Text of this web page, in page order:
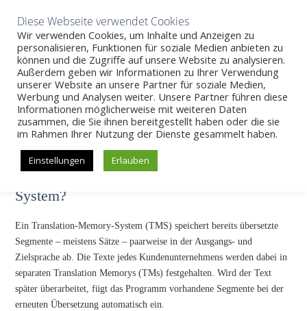
Aktuelles Unternehmen
SKIP
TO
CONTENT
Wissen>>Translation-Memory-System
Translation-Memory-System
Wie funktioniert ein Translation-Memory-
System?
Ein Translation-Memory-System (TMS) speichert bereits übersetzte
Segmente – meistens Sätze – paarweise in der Ausgangs- und
Zielsprache ab. Die Texte jedes Kundenunternehmens werden dabei in
separaten Translation Memorys (TMs) festgehalten. Wird der Text
später überarbeitet, fügt das Programm vorhandene Segmente bei der
erneuten Übersetzung automatisch ein.
Diese Webseite verwendet Cookies
Wir verwenden Cookies, um Inhalte und Anzeigen zu
personalisieren, Funktionen für soziale Medien anbieten zu
können und die Zugriffe auf unsere Website zu analysieren.
Außerdem geben wir Informationen zu Ihrer Verwendung
unserer Website an unsere Partner für soziale Medien,
Werbung und Analysen weiter. Unsere Partner führen diese
Informationen möglicherweise mit weiteren Daten
zusammen, die Sie ihnen bereitgestellt haben oder die sie
im Rahmen Ihrer Nutzung der Dienste gesammelt haben.
Einstellungen Erlauben